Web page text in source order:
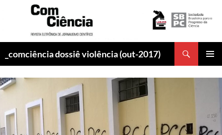
_comciência dossiê violência (out-2017)
O
CONTEÚDO